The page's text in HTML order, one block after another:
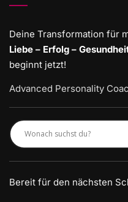
Deine Transformation für
Liebe – Erfolg –
beginnt jetzt!
Advanced Personality
Bereit für den nächsten